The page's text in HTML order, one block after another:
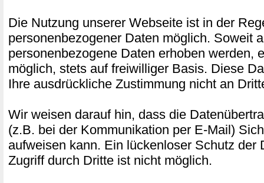
Die Nutzung unserer Webseite ist in der
personenbezogener Daten möglich. Soweit
personenbezogene Daten erhoben werden,
möglich, stets auf freiwilliger Basis. Diese
Ihre ausdrückliche Zustimmung nicht an
Wir weisen darauf hin, dass die
(z.B. bei der Kommunikation per E-Mail)
aufweisen kann. Ein lückenloser Schutz der
Zugriff durch Dritte ist nicht möglich.